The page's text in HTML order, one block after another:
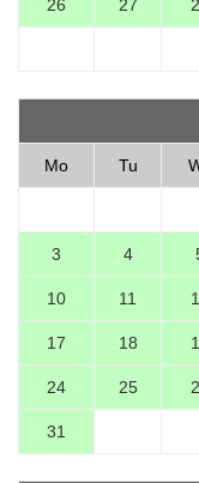
26 27
Mo Tu
3 4
10 11
17 18
24 25
31